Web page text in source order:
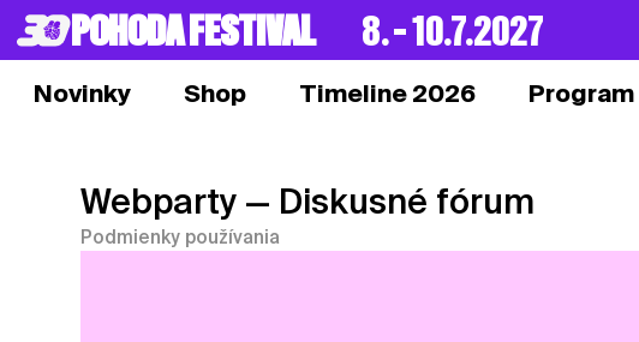
POHODA FESTIVAL 8. – 10.7.2027
Novinky Shop Timeline 2026 Program
Webparty — Diskusné fórum
Podmienky používania